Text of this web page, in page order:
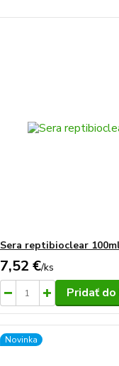
Sera reptibioclear
7,52 €/ks
Pridať do
Novinka